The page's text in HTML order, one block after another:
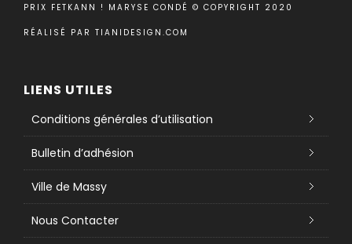
PRIX FETKANN ! MARYSE CONDÉ © COPYRIGHT 2020
RÉALISÉ PAR TIANIDESIGN.COM
LIENS UTILES
Conditions générales d’utilisation
Bulletin d’adhésion
Ville de Massy
Nous Contacter